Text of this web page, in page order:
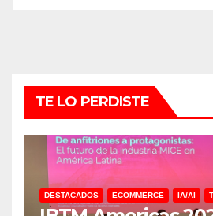
TE LO PERDISTE
DESTACADOS ECOMMERCE IA/AI